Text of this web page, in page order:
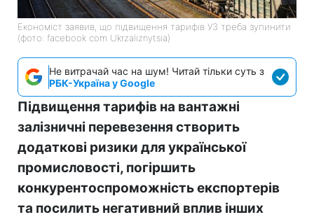
Економіст заявив, що підвищення тарифів УЗ треба зупинити
(фото: facebook com Ukrzaliznytsia)
Не витрачай час на шум! Читай тільки суть з
РБК-Україна у Google
Підвищення тарифів на вантажні
залізничні перевезення створить
додаткові ризики для української
промисловості, погіршить
конкурентоспроможність експортерів
та посилить негативний вплив інших